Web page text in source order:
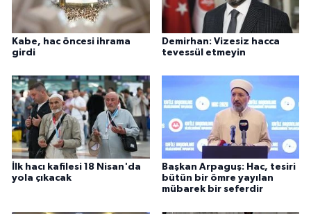
Kabe, hac öncesi ihrama
girdi
Demirhan: Vizesiz hacca
tevessül etmeyin
İlk hacı kafilesi 18 Nisan'da
yola çıkacak
Başkan Arpaguş: Hac, tesiri
bütün bir ömre yayılan
mübarek bir seferdir